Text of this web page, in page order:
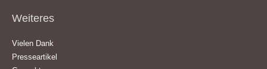
Weiteres
Vielen Dank
Presseartikel